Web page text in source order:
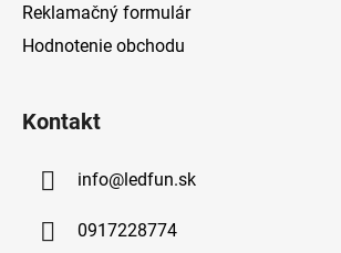
Reklamačný formulár
Hodnotenie obchodu
Kontakt
info@ledfun.sk
0917228774